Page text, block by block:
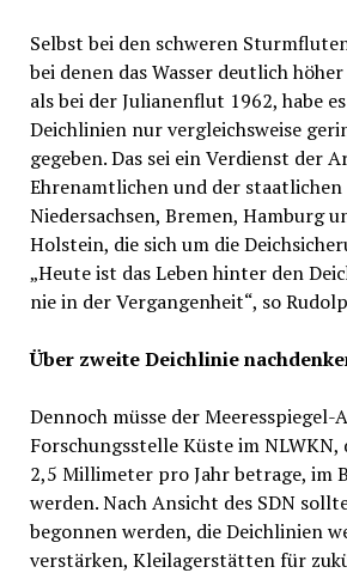
Selbst bei den schweren
bei denen das Wasser deutlich
als bei der Julianenflut 1962, habe
Deichlinien nur vergleichsweise
gegeben. Das sei ein Verdienst der
Ehrenamtlichen und der
Niedersachsen, Bremen, Hamburg
Holstein, die sich um die
„Heute ist das Leben hinter den
nie in der Vergangenheit“, so
Über zweite Deichlinie
Dennoch müsse der Meeresspiegel-
Forschungsstelle Küste im
2,5 Millimeter pro Jahr betrage, im
werden. Nach Ansicht des SDN
begonnen werden, die Deichlinien
verstärken, Kleilagerstätten für